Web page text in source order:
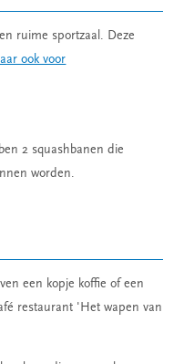
ruime sportzaal. Deze
ook voor
2 squashbanen die
worden.
een kopje koffie of een
restaurant 'Het wapen van